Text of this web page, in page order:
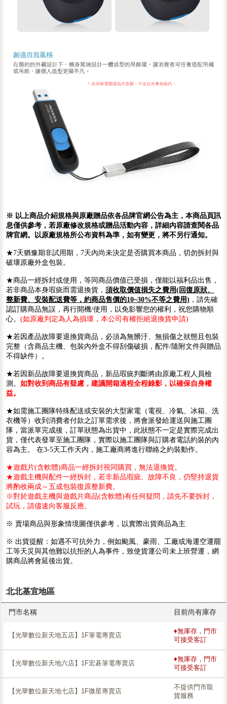
※ 以上商品介紹規格與原廠贈品依各品牌官網公告為主，本商品頁訊
息僅供參考，若原廠修改規格或贈品活動內容，詳細內容請查閱各品
牌官網。以原廠規格所公布資料為準，如有變更，將不另行通知。
★7天猶豫期非試用期，7天內尚未決定是否購買本商品，切勿拆封與
破壞原廠外盒包裝。
★商品一經拆封或使用，等同商品價值已受損，僅能以福利品出售，
若非商品本身瑕疵而需退換貨， 須收取價值損失之費用(回復原狀、
整新費、安裝配送費等，約商品售價的10~30%不等之費用) ，請先確
認訂購商品無誤，再行開機/使用，以免影響您的權利，祝您購物順
心。 (如原廠判定為人為損壞，本公司有權拒絕退換貨申請)
★若因產品故障要退換貨商品，必須為無髒汙、無損傷之狀態且包裝
完整（含商品主機、包裝內外盒不得刮傷破損，配件/隨附文件與贈品
不得缺件）。
★若因新品故障要退換貨商品，新品瑕疵判斷將由原廠工程人員檢
測。 如對收到商品有疑慮，建議開箱過程全程錄影，以確保自身權
益。
★如需施工團隊特殊配送或安裝的大型家電（電視、冷氣、冰箱、洗
衣機等）收到消費者付款之訂單需求後，將會派發給運送與施工團
隊，當派單完成後，訂單狀態為出貨中，此狀態不一定是實際完成出
貨，僅代表發單至施工團隊，實際以施工團隊與訂購者電話約裝的內
容為主。 在3-5天工作天內，施工廠商將進行聯絡之約裝動作。
★遊戲片(含軟體)商品一經拆封視同購買，無法退換貨。
★遊戲主機與配件一經拆封，若非新品瑕疵、故障不良，仍堅持退貨
將酌收兩成～五成包裝復原整新費。
※對於遊戲主機與遊戲片商品(含軟體)有任何疑問，請先不要拆封，
試玩，請儘速向客服反應。
※ 賣場商品與形象情境圖僅供參考，以實際出貨商品為主
※ 出貨提醒：如遇不可抗外力，例如颱風、豪雨、工廠或海運空運罷
工等天災與其他難以抗拒的人為事件，致使貨運公司未上班營運，網
購商品將會延後出貨。
北北基宜地區
門市名稱 目前尚有庫存
【光華數位新天地五店】1F筆電專賣店
♦無庫存，門市
可接受客訂
【光華數位新天地六店】1F宏碁筆電專賣店
♦無庫存，門市
可接受客訂
【光華數位新天地七店】1F微星專賣店
不提供門市取
貨服務